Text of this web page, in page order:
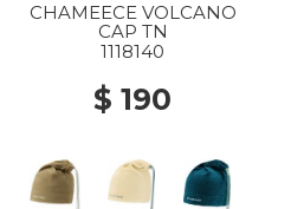
CHAMEECE VOLCANO
CAP TN
1118140
$ 190